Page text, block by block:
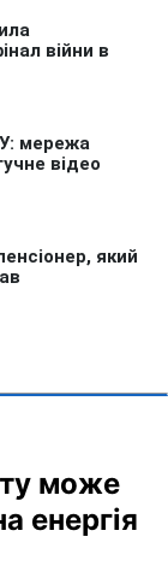
може
енергія